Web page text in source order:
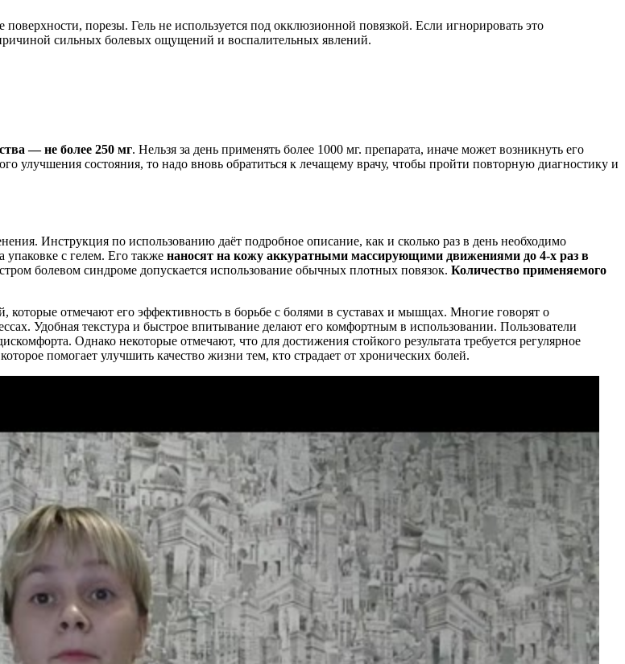
порезы. Гель не используется под окклюзионной повязкой. Если игнорировать это
сильных болевых ощущений и воспалительных явлений.
— не более 250 мг. Нельзя за день применять более 1000 мг. препарата, иначе может возникнуть его
улучшения состояния, то надо вновь обратиться к лечащему врачу, чтобы пройти повторную диагностику и
Инструкция по использованию даёт подробное описание, как и сколько раз в день необходимо
с гелем. Его также наносят на кожу аккуратными массирующими движениями до 4-х раз в
болевом синдроме допускается использование обычных плотных повязок. Количество применяемого
отмечают его эффективность в борьбе с болями в суставах и мышцах. Многие говорят о
Удобная текстура и быстрое впитывание делают его комфортным в использовании. Пользователи
Однако некоторые отмечают, что для достижения стойкого результата требуется регулярное
помогает улучшить качество жизни тем, кто страдает от хронических болей.